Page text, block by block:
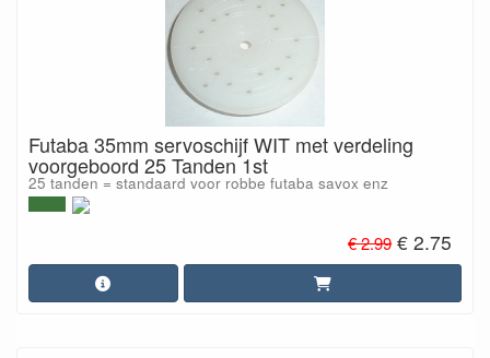
Futaba 35mm servoschijf WIT met verdeling
voorgeboord 25 Tanden 1st
25 tanden = standaard voor robbe futaba savox enz
€ 2.99 € 2.75